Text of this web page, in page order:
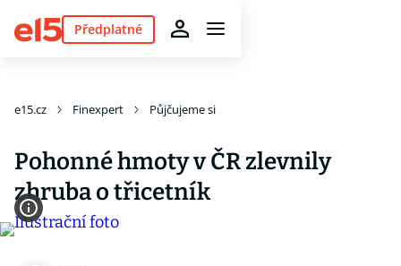
Předplatné
e15.cz Finexpert Půjčujeme si
Pohonné hmoty v ČR zlevnily
zhruba o třicetník